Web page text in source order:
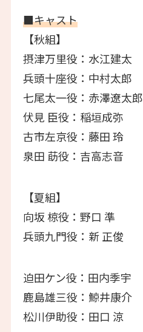
■キャスト
【秋組】
摂津万里役：水江建太
兵頭十座役：中村太郎
七尾太一役：赤澤遼太郎
伏見 臣役：稲垣成弥
古市左京役：藤田 玲
泉田 莇役：吉高志音
【夏組】
向坂 椋役：野口 準
兵頭九門役：新 正俊
迫田ケン役：田内季宇
鹿島雄三役：鯨井康介
松川伊助役：田口 涼